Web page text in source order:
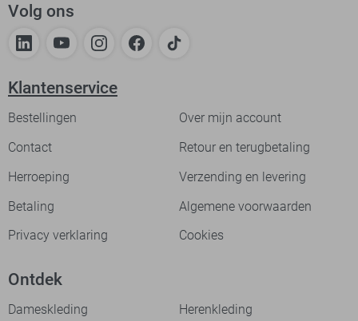
Volg ons
Klantenservice
Bestellingen
Over mijn account
Contact
Retour en terugbetaling
Herroeping
Verzending en levering
Betaling
Algemene voorwaarden
Privacy verklaring
Cookies
Ontdek
Dameskleding Herenkleding